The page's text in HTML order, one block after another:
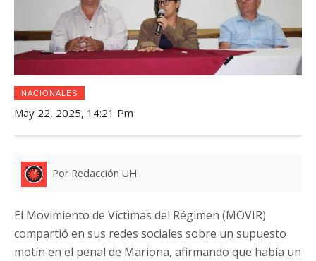
NACIONALES
May 22, 2025, 14:21 Pm
Por Redacción UH
El Movimiento de Víctimas del Régimen (MOVIR)
compartió en sus redes sociales sobre un supuesto
motín en el penal de Mariona, afirmando que había un